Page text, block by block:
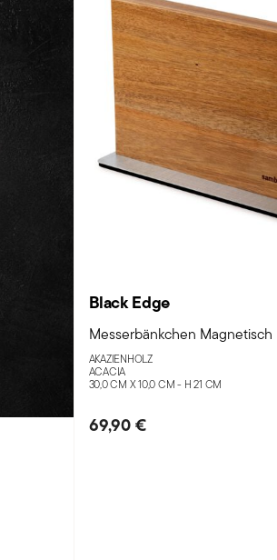
Black Edge
Messerbänkchen Magnetisch
AKAZIENHOLZ
ACACIA
30,0 CM X 10,0 CM - H 21 CM
69,90 €